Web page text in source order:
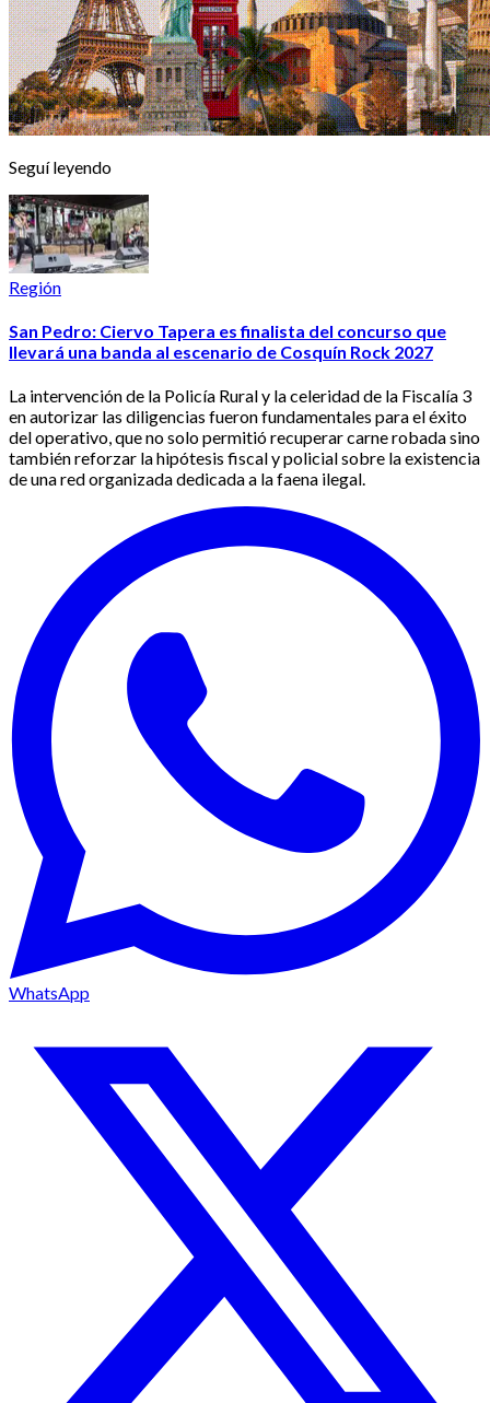
Seguí leyendo
Región
San Pedro: Ciervo Tapera es finalista del concurso que
llevará una banda al escenario de Cosquín Rock 2027
La intervención de la Policía Rural y la celeridad de la Fiscalía 3
en autorizar las diligencias fueron fundamentales para el éxito
del operativo, que no solo permitió recuperar carne robada sino
también reforzar la hipótesis fiscal y policial sobre la existencia
de una red organizada dedicada a la faena ilegal.
WhatsApp